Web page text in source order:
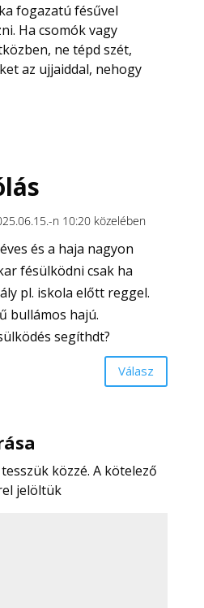
fogazatú fésűvel
Ha csomók vagy
ne tépd szét,
az ujjaiddal, nehogy
n 10:20 közelében
és a haja nagyon
fésülködni csak ha
pl. iskola előtt reggel.
bullámos hajú.
segíthdt?
Válasz
közzé. A kötelező
jelöltük